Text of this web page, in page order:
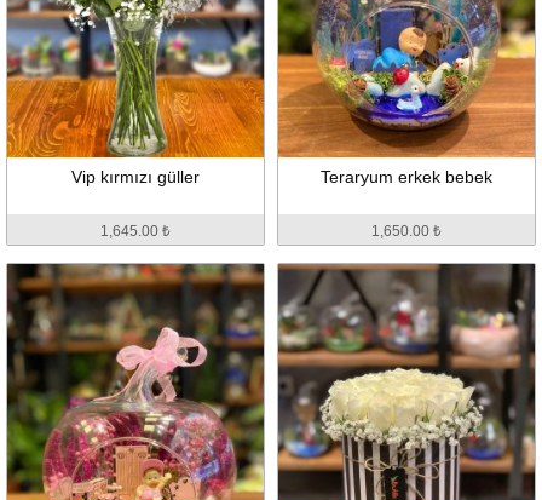
Vip kırmızı güller
1,645.00 ₺
Teraryum erkek bebek
1,650.00 ₺